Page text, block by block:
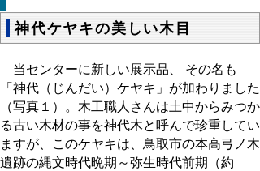
神代ケヤキの美しい木目
当センターに新しい展示品、 その名も
「神代（じんだい）ケヤキ」が加わりました
（写真１）。木工職人さんは土中からみつか
る古い木材の事を神代木と呼んで珍重してい
ますが、このケヤキは、鳥取市の本高弓ノ木
遺跡の縄文時代晩期～弥生時代前期（約